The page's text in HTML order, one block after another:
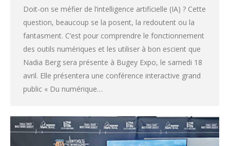
Doit-on se méfier de l’intelligence artificielle (IA) ? Cette
question, beaucoup se la posent, la redoutent ou la
fantasment. C’est pour comprendre le fonctionnement
des outils numériques et les utiliser à bon escient que
Nadia Berg sera présente à Bugey Expo, le samedi 18
avril. Elle présentera une conférence interactive grand
public « Du numérique…